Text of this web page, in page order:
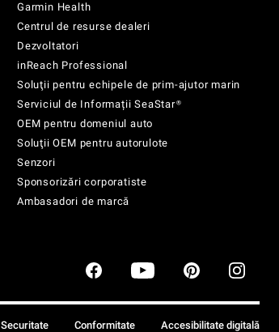
Garmin Health
Centrul de resurse dealeri
Dezvoltatori
inReach Professional
Soluţii pentru echipele de prim-ajutor marin
Serviciul de Informații SeaStar®
OEM pentru domeniul auto
Soluţii OEM pentru autorulote
Senzori
Sponsorizări corporatiste
Ambasadori de marcă
Securitate Conformitate Accesibilitate digitală